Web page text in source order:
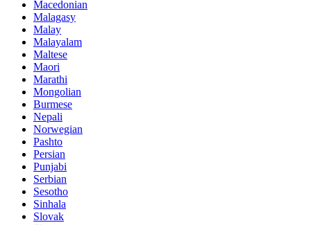
Macedonian
Malagasy
Malay
Malayalam
Maltese
Maori
Marathi
Mongolian
Burmese
Nepali
Norwegian
Pashto
Persian
Punjabi
Serbian
Sesotho
Sinhala
Slovak